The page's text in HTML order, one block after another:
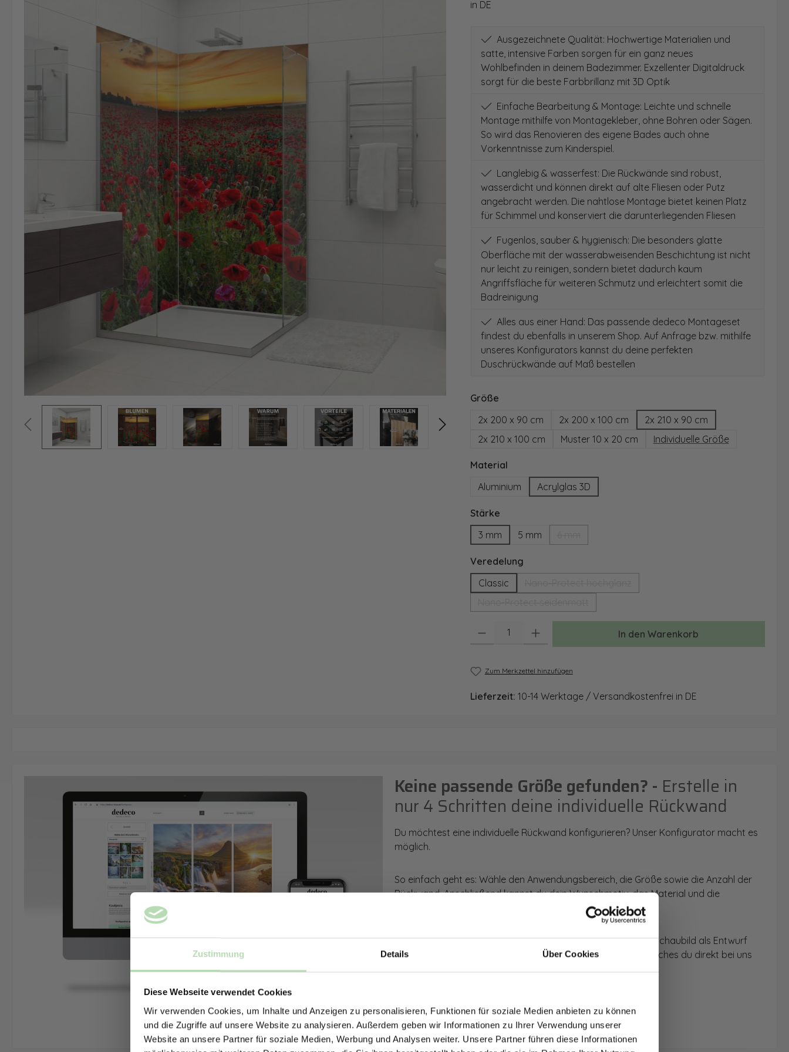
Zustimmung Details Über Cookies
Diese Webseite verwendet Cookies
Wir verwenden Cookies, um Inhalte und Anzeigen zu personalisieren, Funktionen für soziale Medien anbieten zu können
und die Zugriffe auf unsere Website zu analysieren. Außerdem geben wir Informationen zu Ihrer Verwendung unserer
Website an unsere Partner für soziale Medien, Werbung und Analysen weiter. Unsere Partner führen diese Informationen
in DE
Ausgezeichnete Qualität: Hochwertige Materialien und
satte, intensive Farben sorgen für ein ganz neues
Wohlbefinden in deinem Badezimmer. Exzellenter Digitaldruck
sorgt für die beste Farbbrillanz mit 3D Optik
Einfache Bearbeitung & Montage: Leichte und schnelle
Montage mithilfe von Montagekleber, ohne Bohren oder Sägen.
So wird das Renovieren des eigene Bades auch ohne
Vorkenntnisse zum Kinderspiel.
Langlebig & wasserfest: Die Rückwände sind robust,
wasserdicht und können direkt auf alte Fliesen oder Putz
angebracht werden. Die nahtlose Montage bietet keinen Platz
für Schimmel und konserviert die darunterliegenden Fliesen
Fugenlos, sauber & hygienisch: Die besonders glatte
Oberfläche mit der wasserabweisenden Beschichtung ist nicht
nur leicht zu reinigen, sondern bietet dadurch kaum
Angriffsfläche für weiteren Schmutz und erleichtert somit die
Badreinigung
Alles aus einer Hand: Das passende dedeco Montageset
findest du ebenfalls in unserem Shop. Auf Anfrage bzw. mithilfe
unseres Konfigurators kannst du deine perfekten
Duschrückwände auf Maß bestellen
Größeauswählen
2x 200 x 90 cm
2x 200 x 100 cm
2x 210 x 90 cm
2x 210 x 100 cm
Muster 10 x 20 cm Individuelle Größe
Materialauswählen
Aluminium
Acrylglas 3D
Stärkeauswählen
3 mm
5 mm
Veredelungauswählen
Classic
(Diese Option ist zurzeit nicht verfügbar.)
Produkt Anzahl: Gib den gewünschten Wert ein oder benutze die Schaltflächen
In den Warenkorb
Zum Merkzettel hinzufügen
Lieferzeit: 10-14 Werktage / Versandkostenfrei in DE
Keine passende Größe gefunden? - Erstelle in
nur 4 Schritten deine individuelle Rückwand
Du möchtest eine individuelle Rückwand konfigurieren? Unser Konfigurator macht es
möglich.
So einfach geht es: Wähle den Anwendungsbereich, die Größe sowie die Anzahl der
Rückwand. Anschließend kannst du dein Wunschmotiv, das Material und die
Mithilfe unseres Konfigurators werden dir die Rückwände im Schaubild als Entwurf
dargestellt. Parallel erhältst du dein individuelles Angebot, welches du direkt bei uns
bestellen kannst.
Zum Konfigurator
Jetzt zum Newsletter anmelden.